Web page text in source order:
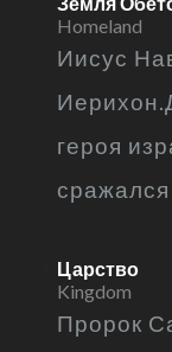
Homeland
Иисус
героя
Царство
Kingdom
Пророк